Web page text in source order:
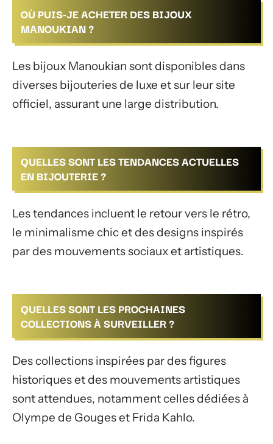
OÙ PUIS-JE ACHETER DES BIJOUX
MANOUKIAN ?
Les bijoux Manoukian sont disponibles dans
diverses bijouteries de luxe et sur leur site
officiel, assurant une large distribution.
QUELLES SONT LES TENDANCES ACTUELLES
EN BIJOUTERIE ?
Les tendances incluent le retour vers le rétro,
le minimalisme chic et des designs inspirés
par des mouvements sociaux et artistiques.
QUELLES SONT LES PROCHAINES
COLLECTIONS À SURVEILLER ?
Des collections inspirées par des figures
historiques et des mouvements artistiques
sont attendues, notamment celles dédiées à
Olympe de Gouges et Frida Kahlo.